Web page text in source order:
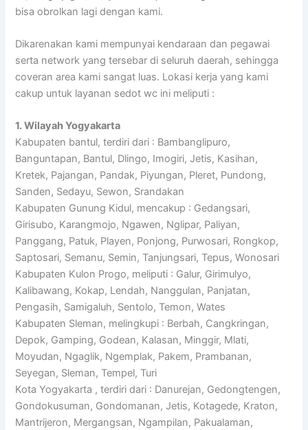
bisa obrolkan lagi dengan kami.
Dikarenakan kami mempunyai kendaraan dan pegawai
serta network yang tersebar di seluruh daerah, sehingga
coveran area kami sangat luas. Lokasi kerja yang kami
cakup untuk layanan sedot wc ini meliputi :
1. Wilayah Yogyakarta
Kabupaten bantul, terdiri dari : Bambanglipuro,
Banguntapan, Bantul, Dlingo, Imogiri, Jetis, Kasihan,
Kretek, Pajangan, Pandak, Piyungan, Pleret, Pundong,
Sanden, Sedayu, Sewon, Srandakan
Kabupaten Gunung Kidul, mencakup : Gedangsari,
Girisubo, Karangmojo, Ngawen, Nglipar, Paliyan,
Panggang, Patuk, Playen, Ponjong, Purwosari, Rongkop,
Saptosari, Semanu, Semin, Tanjungsari, Tepus, Wonosari
Kabupaten Kulon Progo, meliputi : Galur, Girimulyo,
Kalibawang, Kokap, Lendah, Nanggulan, Panjatan,
Pengasih, Samigaluh, Sentolo, Temon, Wates
Kabupaten Sleman, melingkupi : Berbah, Cangkringan,
Depok, Gamping, Godean, Kalasan, Minggir, Mlati,
Moyudan, Ngaglik, Ngemplak, Pakem, Prambanan,
Seyegan, Sleman, Tempel, Turi
Kota Yogyakarta , terdiri dari : Danurejan, Gedongtengen,
Gondokusuman, Gondomanan, Jetis, Kotagede, Kraton,
Mantrijeron, Mergangsan, Ngampilan, Pakualaman,